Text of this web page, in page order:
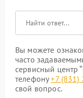
Вы можете
часто
сервисный центр
телефону+7
свой вопрос.